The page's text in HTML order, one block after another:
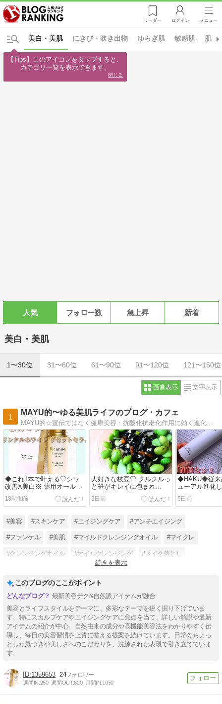
リーダー ログイン メニュー
にきび・吹き出物 ゆらぎ肌 敏感肌
美白・美肌 肌断
人気 フォロー数 急上昇 新着
美白・美肌
1〜30位 31〜60位 61〜90位 91〜120位 121〜150位
画像表示 文字表示
1
MAYU的〜ゆる美肌ライフのブログ・カフェ
MAYU的☆宣伝ではなく健康美容・抗酸化抗老化作用に効く進化する食材！高栄養価新野菜＆機能性コスメ満載！
◆これ1本で叶える♡シワ
改善X美白※ 薬用オールイ
ンワン美容液◆
18時間前
大好きな枝豆♡ クルクルっ
と笹がキレイに包まれ
て 【香香の舌】♡◆
3日前
◆HAKU◆従来
ューアル進化
たこと【
ーカスIV 】◆
5日前
#美容 #スキンケア #エイジングケア #アンチエイジング
#ファンケル #美肌 #マイルドクレンジングオイル #マイクレ
#クレンジングオイル #オイルクレンジング #メイク落とし
続きを表示
このブログのここがポイント
最新美容テク&自然派アイテムが融合
美容とライフスタイルをテーマに、多彩なテーマを鋭く掘り下げていま
す。特にスカルプケアやエイジングケアに焦点を当て、詳しい解説や最新
アイテムの紹介が中心。自然由来の成分や高機能美容法をわかりやすく伝
導し、毎日の美容習慣を上質に整える提案を続けています。日常のちょっ
とした気づきや美しさへのこだわりを、洗練された表現で引き立てていま
す。
1359653 24
週間IN:250 週間OUT:620 月間IN:1050
【Tips】このアイコンをタップすると、
カテゴリ一覧を表示できます。
閉じる